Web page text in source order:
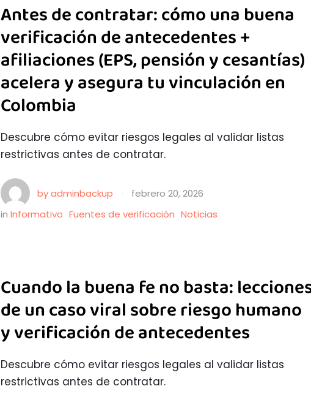
Antes de contratar: cómo una buena
verificación de antecedentes +
afiliaciones (EPS, pensión y cesantías)
acelera y asegura tu vinculación en
Colombia
Descubre cómo evitar riesgos legales al validar listas
restrictivas antes de contratar.
by adminbackup · febrero 20, 2026
·
in Informativo Fuentes de verificación Noticias
Cuando la buena fe no basta:
de un caso viral sobre riesgo humano
y verificación de antecedentes
Descubre cómo evitar riesgos legales al validar listas
restrictivas antes de contratar.